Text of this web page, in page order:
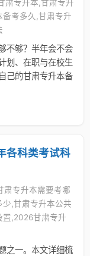
专升本,甘肃专升
考多久,甘肃专升
不够？半年会不会
划、在职与在校生
己的甘肃专升本备
各科类考试科
专升本需要考哪
,甘肃专升本公共
置,2026甘肃专升
之一。本文详细梳